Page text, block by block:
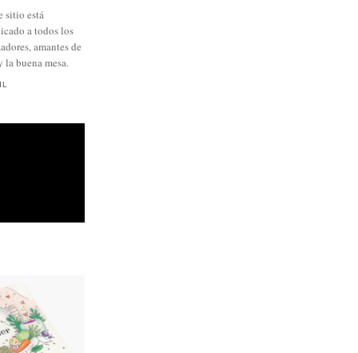
sitio está
a todos los
amantes de
buena mesa.